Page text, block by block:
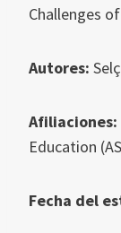
Challenges
Autores:
Afiliaciones:
Education
Fecha del